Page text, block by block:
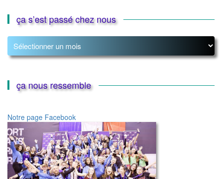
ça s’est passé chez nous
ça
s’est
passé
nousça nous ressemble
Notre page Facebook